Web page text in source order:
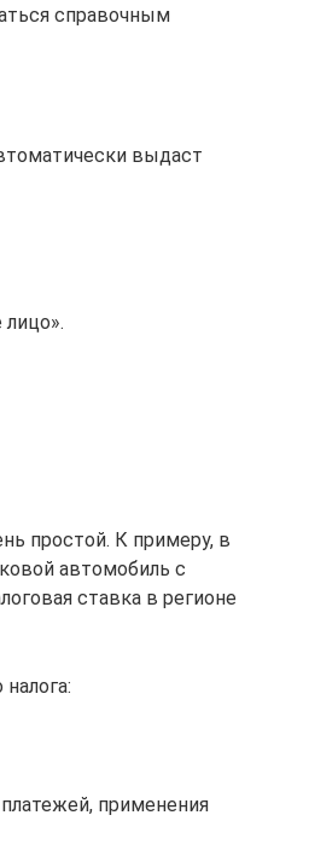
справочным
выдаст
простой. К примеру, в
автомобиль с
ставка в регионе
применения